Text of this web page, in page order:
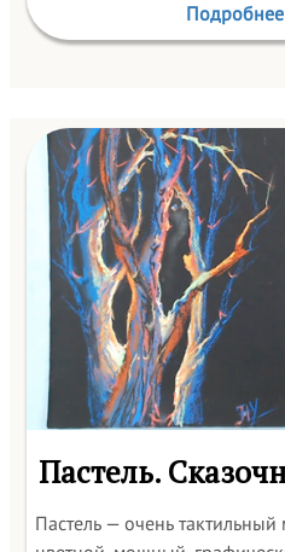
Пастель.
Пастель — очень тактильный